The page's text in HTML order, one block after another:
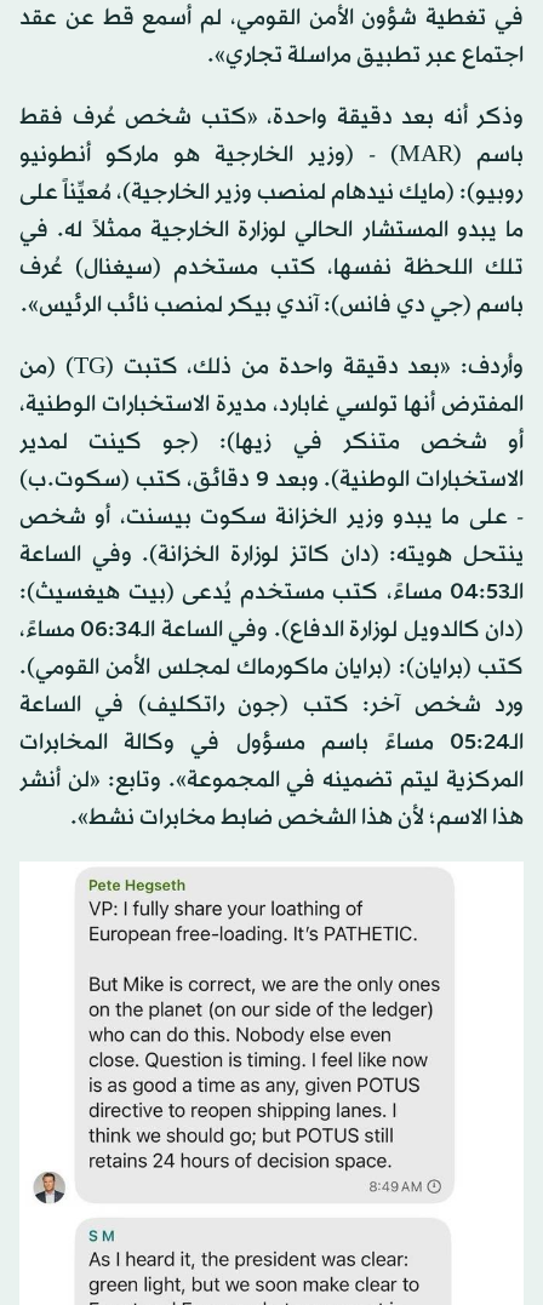
في تغطية شؤون الأمن القومي، لم أسمع قط عن عقد
اجتماع عبر تطبيق مراسلة تجاري».
وذكر أنه بعد دقيقة واحدة، «كتب شخص عُرف فقط
باسم (MAR) - (وزير الخارجية هو ماركو أنطونيو
روبيو): (مايك نيدهام لمنصب وزير الخارجية)، مُعيِّناً على
ما يبدو المستشار الحالي لوزارة الخارجية ممثلاً له. في
تلك اللحظة نفسها، كتب مستخدم (سيغنال) عُرف
باسم (جي دي فانس): آندي بيكر لمنصب نائب الرئيس».
وأردف: «بعد دقيقة واحدة من ذلك، كتبت (TG) (من
المفترض أنها تولسي غابارد، مديرة الاستخبارات الوطنية،
أو شخص متنكر في زيها): (جو كينت لمدير
الاستخبارات الوطنية). وبعد 9 دقائق، كتب (سكوت.ب)
- على ما يبدو وزير الخزانة سكوت بيسنت، أو شخص
ينتحل هويته: (دان كاتز لوزارة الخزانة). وفي الساعة
الـ04:53 مساءً، كتب مستخدم يُدعى (بيت هيغسيث):
(دان كالدويل لوزارة الدفاع). وفي الساعة الـ06:34 مساءً،
كتب (برايان): (برايان ماكورماك لمجلس الأمن القومي).
ورد شخص آخر: كتب (جون راتكليف) في الساعة
الـ05:24 مساءً باسم مسؤول في وكالة المخابرات
المركزية ليتم تضمينه في المجموعة». وتابع: «لن أنشر
هذا الاسم؛ لأن هذا الشخص ضابط مخابرات نشط».